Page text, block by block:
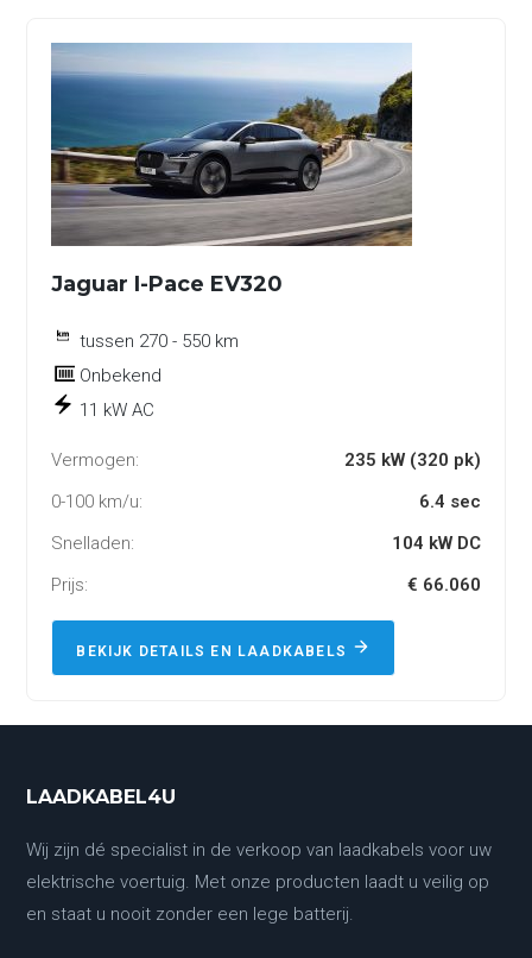
Jaguar I-Pace EV320
tussen 270 - 550 km
Onbekend
11 kW AC
Vermogen:
235 kW (320 pk)
0-100 km/u:
6.4 sec
Snelladen:
104 kW DC
Prijs:
€ 66.060
BEKIJK DETAILS EN LAADKABELS
LAADKABEL4U
Wij zijn dé specialist in de verkoop van laadkabels voor uw
elektrische voertuig. Met onze producten laadt u veilig op
en staat u nooit zonder een lege batterij.